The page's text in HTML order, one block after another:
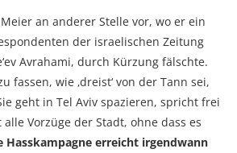
an anderer Stelle vor, wo er ein
der israelischen Zeitung
Avrahami, durch Kürzung fälschte.
fassen, wie ‚dreist‘ von der Tann sei,
geht in Tel Aviv spazieren, spricht frei
Vorzüge der Stadt, ohne dass es
Hasskampagne erreicht irgendwann